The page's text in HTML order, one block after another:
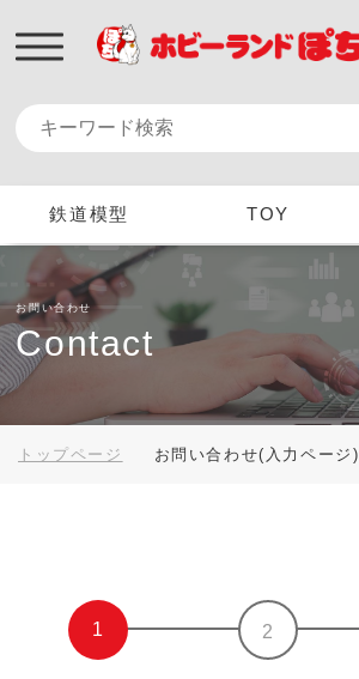
鉄道模型 TOY
お問い合わせ
Contact
トップページ お問い合わせ(入力ページ)